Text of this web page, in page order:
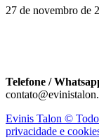
27 de novembro de
Telefone /
Evinis Talon ©
privacidade e